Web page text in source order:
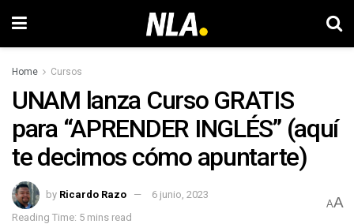
Home Cursos
UNAM lanza Curso GRATIS
para “APRENDER INGLÉS” (aquí
te decimos cómo apuntarte)
by Ricardo Razo
6 junio, 2023
Reading Time: 5 mins read
AA